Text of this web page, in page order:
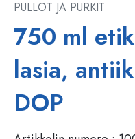
Lasipurkit
Astiat
PULLOT JA PURKIT
750 ml
lasia,
DOP